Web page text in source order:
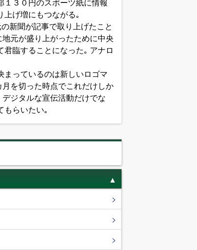
げ増にもつながる｡
新聞が記事で取り上げたこと
元が盛り上がったために中央
臨することになった｡ アナロ
っているのは新しいロゴマ
を切った時点でこれだけしか
ジタルな宣伝活動だけでな
もらいたい｡